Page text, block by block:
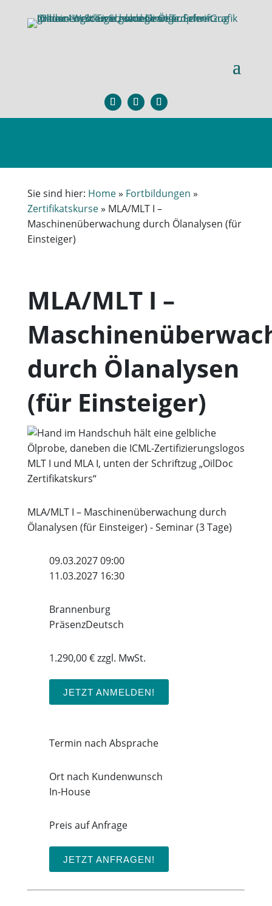
Sie sind hier: Home» Fortbildungen »
Zertifikatskurse» MLA/MLT I –
Maschinenüberwachung durch Ölanalysen (für
Einsteiger)
MLA/MLT I –
durch Ölanalysen
(für Einsteiger)
MLA/MLT I – Maschinenüberwachung durch
Ölanalysen (für Einsteiger) - Seminar (3 Tage)
09.03.2027 09:00
11.03.2027 16:30
Brannenburg
PräsenzDeutsch
1.290,00 € zzgl. MwSt.
JETZT ANMELDEN!
Termin nach Absprache
Ort nach Kundenwunsch
In-House
Preis auf Anfrage
JETZT ANFRAGEN!